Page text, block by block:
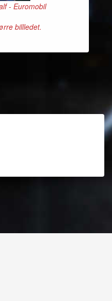
- Euromobil
billledet.